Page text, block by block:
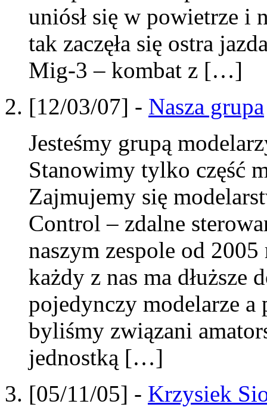
uniósł się w powietrze i
tak zaczęła się ostra
Mig-3 – kombat z […]
[12/03/07] - Nasza grupa
Jesteśmy grupą
Stanowimy tylko część
Zajmujemy się
Control – zdalne
naszym zespole od
każdy z nas ma dłuższe
pojedynczy modelarze a
byliśmy związani
jednostką […]
[05/11/05] - Krzysiek